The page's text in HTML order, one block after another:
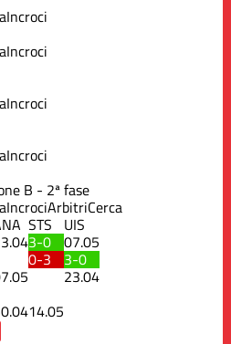
Incroci
Incroci
Incroci
Incroci
B - 2ª fase
IncrociArbitriCerca
STS UIS
3-0 07.05
0-3 3-0
23.04
14.05